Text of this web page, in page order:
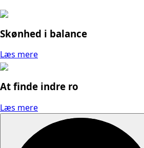
Skønhed i balance
Læs mere
At finde indre ro
Læs mere